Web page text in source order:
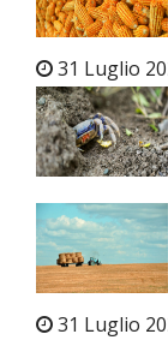
31 Luglio
31 Luglio